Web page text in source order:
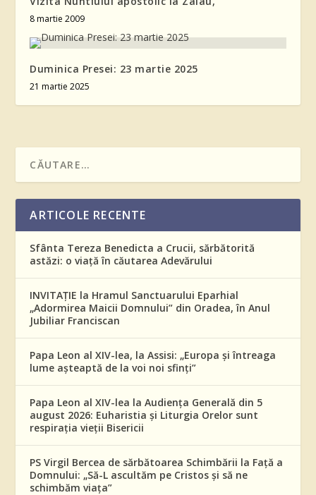
8 martie 2009
Duminica Presei: 23 martie 2025
21 martie 2025
ARTICOLE RECENTE
Sfânta Tereza Benedicta a Crucii, sărbătorită
astăzi: o viață în căutarea Adevărului
INVITAȚIE la Hramul Sanctuarului Eparhial
„Adormirea Maicii Domnului” din Oradea, în Anul
Jubiliar Franciscan
Papa Leon al XIV-lea, la Assisi: „Europa și întreaga
lume așteaptă de la voi noi sfinți”
Papa Leon al XIV-lea la Audiența Generală din 5
august 2026: Euharistia și Liturgia Orelor sunt
respirația vieții Bisericii
PS Virgil Bercea de sărbătoarea Schimbării la Față a
Domnului: „Să-L ascultăm pe Cristos și să ne
schimbăm viața”